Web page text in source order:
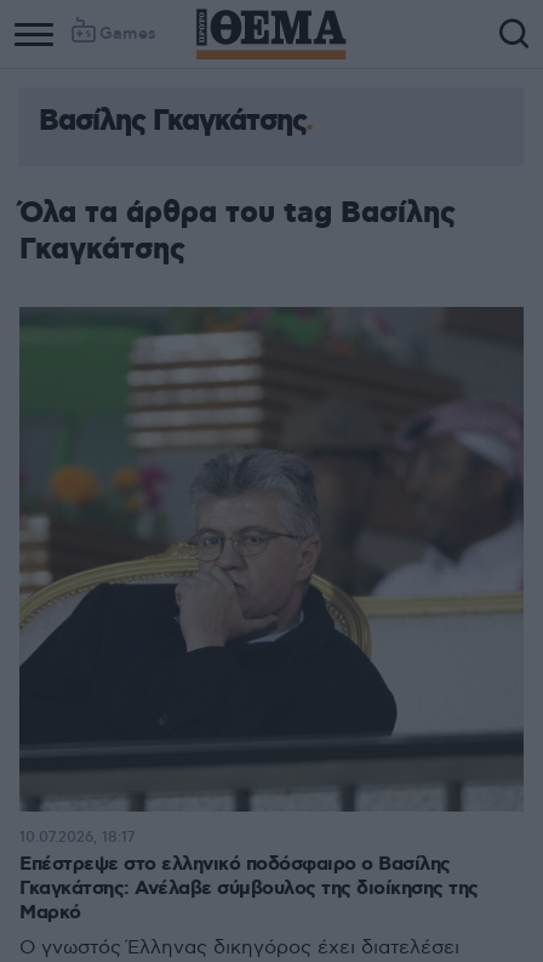
Games
Βασίλης Γκαγκάτσης
Όλα τα άρθρα του tag Βασίλης
Γκαγκάτσης
Επέστρεψε στο ελληνικό ποδόσφαιρο ο Βασίλης
Γκαγκάτσης: Ανέλαβε σύμβουλος της διοίκησης της
Μαρκό
Ο γνωστός Έλληνας δικηγόρος έχει διατελέσει
10.07.2026, 18:17